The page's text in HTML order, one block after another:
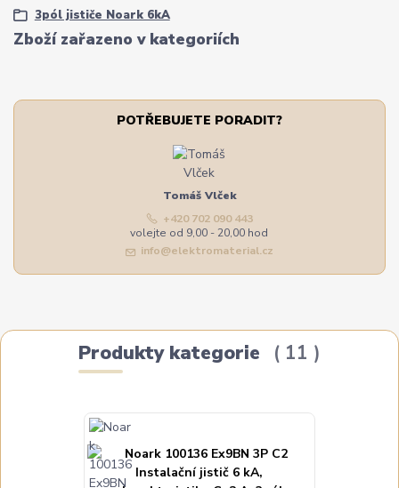
Zboží zařazeno v kategoriích
3pól jističe Noark 6kA
POTŘEBUJETE PORADIT?
Tomáš Vlček
+420 702 090 443
volejte od 9,00 - 20,00 hod
info@elektromaterial.cz
Produkty kategorie 11